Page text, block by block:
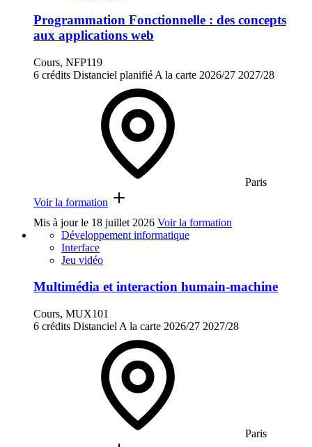
Programmation Fonctionnelle : des concepts
aux applications web
Cours, NFP119
6 crédits Distanciel planifié A la carte 2026/27 2027/28
Paris
Voir la formation
Mis à jour le 18 juillet 2026 Voir la formation
Développement informatique
Interface
Jeu vidéo
Multimédia et interaction humain-machine
Cours, MUX101
6 crédits Distanciel A la carte 2026/27 2027/28
Paris